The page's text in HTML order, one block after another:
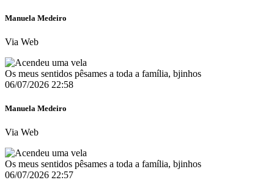
Manuela Medeiro
Via Web
Os meus sentidos pêsames a toda a família, bjinhos
06/07/2026 22:58
Manuela Medeiro
Via Web
Os meus sentidos pêsames a toda a família, bjinhos
06/07/2026 22:57